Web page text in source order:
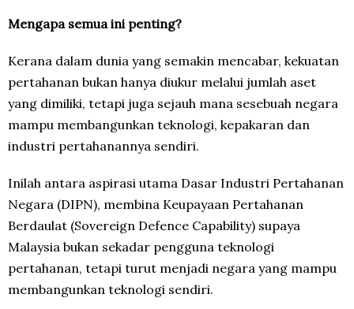
Mengapa semua ini penting?
Kerana dalam dunia yang semakin mencabar, kekuatan
pertahanan bukan hanya diukur melalui jumlah aset
yang dimiliki, tetapi juga sejauh mana sesebuah negara
mampu membangunkan teknologi, kepakaran dan
industri pertahanannya sendiri.
Inilah antara aspirasi utama Dasar Industri Pertahanan
Negara (DIPN), membina Keupayaan Pertahanan
Berdaulat (Sovereign Defence Capability) supaya
Malaysia bukan sekadar pengguna teknologi
pertahanan, tetapi turut menjadi negara yang mampu
membangunkan teknologi sendiri.